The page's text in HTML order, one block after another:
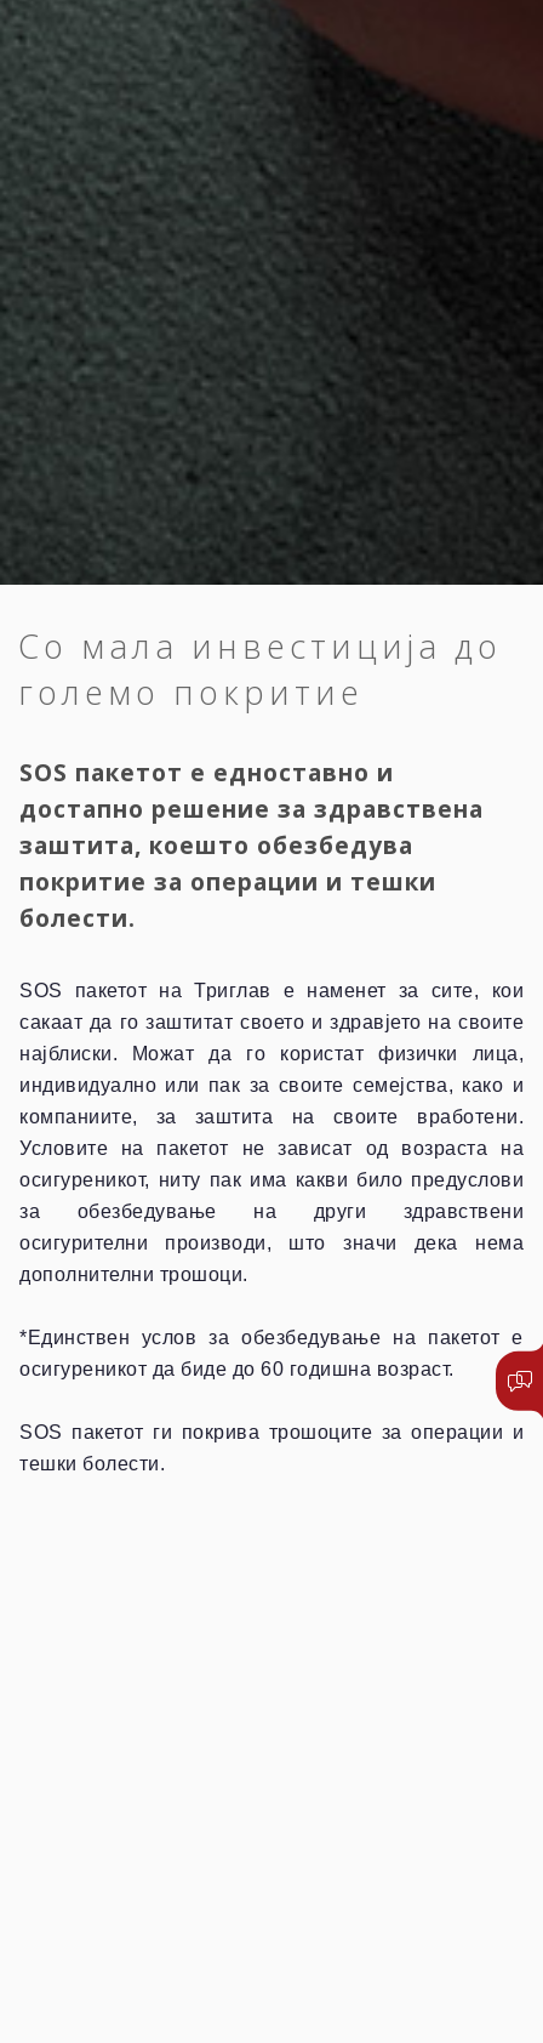
Со мала инвестиција до
големо покритие
SOS пакетот е едноставно и
достапно решение за здравствена
заштита, коешто обезбедува
покритие за операции и тешки
болести.
SOS пакетот на Триглав е наменет за сите, кои
сакаат да го заштитат своето и здравјето на своите
најблиски. Можат да го користат физички лица,
индивидуално или пак за своите семејства, како и
компаниите, за заштита на своите вработени.
Условите на пакетот не зависат од возраста на
осигуреникот, ниту пак има какви било предуслови
за обезбедување на други здравствени
осигурителни производи, што значи дека нема
дополнителни трошоци.
*Единствен услов за обезбедување на пакетот е
осигуреникот да биде до 60 годишна возраст.
SOS пакетот ги покрива трошоците за операции и
тешки болести.